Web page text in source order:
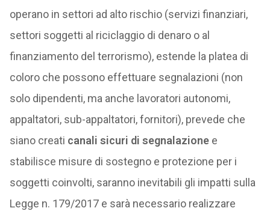
operano in settori ad alto rischio (servizi finanziari,
settori soggetti al riciclaggio di denaro o al
finanziamento del terrorismo), estende la platea di
coloro che possono effettuare segnalazioni (non
solo dipendenti, ma anche lavoratori autonomi,
appaltatori, sub-appaltatori, fornitori), prevede che
siano creati canali sicuri di segnalazionee
stabilisce misure di sostegno e protezione per i
soggetti coinvolti, saranno inevitabili gli impatti sulla
Legge n. 179/2017 e sarà necessario realizzare